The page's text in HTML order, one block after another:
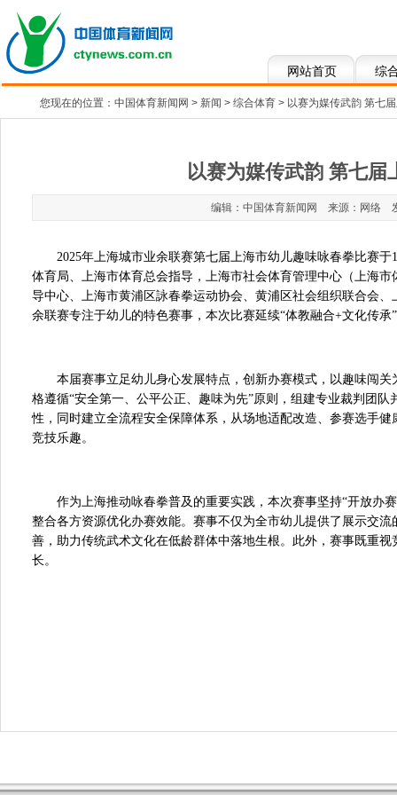
网站首页 综
您现在的位置： 中国体育新闻网 > 新闻 > 综合体育 > 以赛为媒传武韵 第七
以赛为媒传武韵 第七届
编辑：中国体育新闻网 来源：网络
2025年上海城市业余联赛第七届上海市幼儿趣味咏春拳比赛
体育局、上海市体育总会指导，上海市社会体育管理中心（上海
导中心、上海市黄浦区詠春拳运动协会、黄浦区社会组织联合会
余联赛专注于幼儿的特色赛事，本次比赛延续“体教融合+文化传
本届赛事立足幼儿身心发展特点，创新办赛模式，以趣味闯
格遵循“安全第一、公平公正、趣味为先”原则，组建专业裁判团
性，同时建立全流程安全保障体系，从场地适配改造、参赛选手
竞技乐趣。
作为上海推动咏春拳普及的重要实践，本次赛事坚持“开放办
整合各方资源优化办赛效能。赛事不仅为全市幼儿提供了展示交
善，助力传统武术文化在低龄群体中落地生根。此外，赛事既重
长。